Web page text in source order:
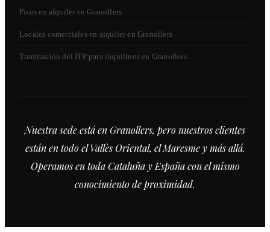
Pisos en alquiler en Granollers
Locales comerciales en alquiler en Granollers
Tramitación del ITP para inquilinos en Granollers
Nuestra sede está en Granollers, pero nuestros clientes
están en todo el Vallès Oriental, el Maresme y más allá.
Operamos en toda Cataluña y España con el mismo
conocimiento de proximidad.